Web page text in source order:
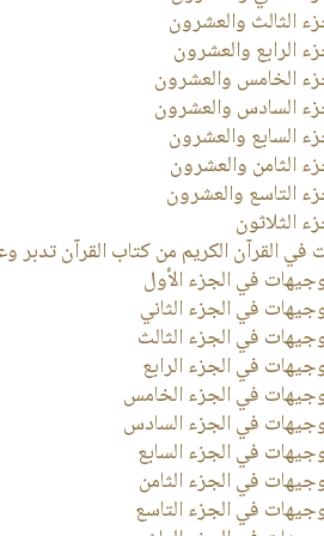
الثالث والعشرون
الرابع والعشرون
الخامس والعشرون
السادس والعشرون
السابع والعشرون
الثامن والعشرون
التاسع والعشرون
الثلاثون
في القرآن الكريم من كتاب القرآن تدبر
في الجزء الأول
في الجزء الثاني
في الجزء الثالث
في الجزء الرابع
في الجزء الخامس
في الجزء السادس
في الجزء السابع
في الجزء الثامن
في الجزء التاسع